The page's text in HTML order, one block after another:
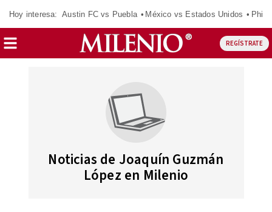
Hoy interesa: Austin FC vs Puebla México vs Estados Unidos
REGÍSTRATE
Noticias de Joaquín Guzmán
López en Milenio